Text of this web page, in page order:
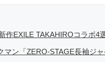
作EXILE TAKAHIROコラボ
マン「ZERO-STAGE長袖ジ